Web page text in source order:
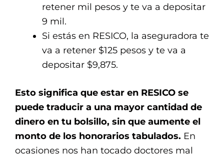
retener mil pesos y te va a depositar
9 mil.
Si estás en RESICO, la aseguradora te
va a retener $125 pesos y te va a
depositar $9,875.
Esto significa que estar en RESICO se
puede traducir a una mayor cantidad de
dinero en tu bolsillo, sin que aumente el
monto de los honorarios tabulados. En
ocasiones nos han tocado doctores mal